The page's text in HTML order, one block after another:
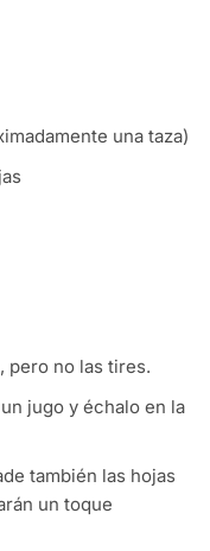
una taza)
pero no las tires.
jugo y échalo en la
también las hojas
un toque